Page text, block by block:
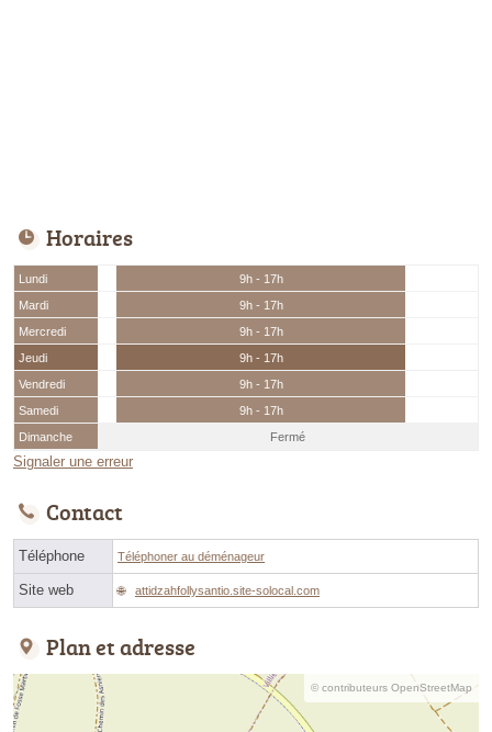
Horaires
Lundi
9h - 17h
Mardi
9h - 17h
Mercredi
9h - 17h
Jeudi
9h - 17h
Vendredi
9h - 17h
Samedi
9h - 17h
Dimanche
Fermé
Signaler une erreur
Contact
Téléphone Téléphoner au déménageur
Site web attidzahfollysantio.site-solocal.com
Plan et adresse
© contributeurs OpenStreetMap